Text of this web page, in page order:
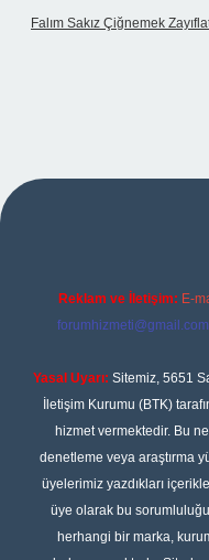
Falım Sakız Çiğnemek
Reklam ve İletişim: E-
forumhizmeti@gmail.com
Yasal Uyarı: Sitemiz, 5651
İletişim Kurumu (BTK)
hizmet vermektedir. Bu
denetleme veya araştırma
üyelerimiz yazdıkları
üye olarak bu
herhangi bir marka,